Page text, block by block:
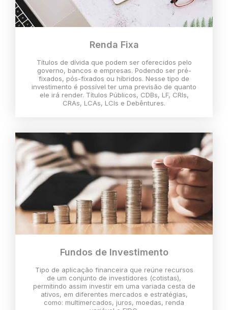
Renda Fixa
Títulos de dívida que podem ser oferecidos pelo
governo, bancos e empresas. Podendo ser pré-
fixados, pós-fixados ou híbridos. Nesse tipo de
investimento é possível ter uma previsão de quanto
ele irá render. Títulos Públicos, CDBs, LF, CRIs,
CRAs, LCAs, LCIs e Debêntures.
Fundos de Investimento
Tipo de aplicação financeira que reúne recursos
de um conjunto de investidores (cotistas),
permitindo assim investir em uma variada cesta de
ativos, em diferentes mercados e estratégias,
como: multimercados, juros, moedas, renda